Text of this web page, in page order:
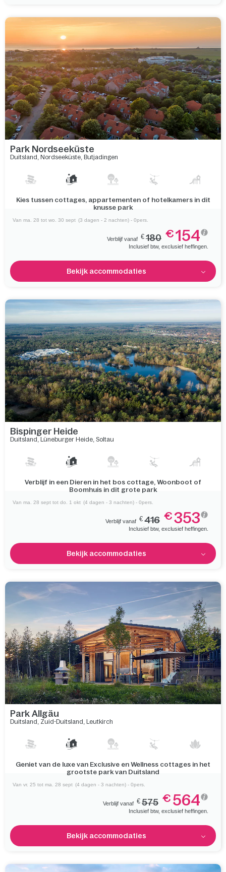
Park Nordseeküste
Duitsland , Nordseeküste, Butjadingen
Ervaar het UNESCO Werelderfgoed Waddenzee en het
schilderachtige kustlandschap
Van ma. 28 tot wo. 30 sept (3 dagen - 2 nachten) - 0pers.
Verblijf vanaf € 180 €154
Inclusief btw, exclusief heffingen.
Bekijk accommodaties
Bispinger Heide
Duitsland , Lüneburger Heide, Soltau
Verleg je grenzen tijdens een wandeling door de
adembenemende en beroemde Lüneburger Heide
Van ma. 28 sept tot do. 1 okt (4 dagen - 3 nachten) - 0pers.
Verblijf vanaf € 416 €353
Inclusief btw, exclusief heffingen.
Bekijk accommodaties
Park Allgäu
Duitsland , Zuid-Duitsland , Leutkirch
Prachtige bossen en uitgestrekte weiden wachten op je aan
de voet van de Alpen
Van vr. 25 tot ma. 28 sept (4 dagen - 3 nachten) - 0pers.
Verblijf vanaf € 575 € 564
Inclusief btw, exclusief heffingen.
Bekijk accommodaties